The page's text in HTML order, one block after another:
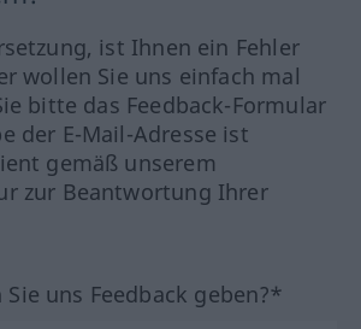
ist Ihnen ein Fehler
wollen Sie uns einfach mal
bitte das Feedback-Formular
der E-Mail-Adresse ist
gemäß unserem
zur Beantwortung Ihrer
uns Feedback geben?*